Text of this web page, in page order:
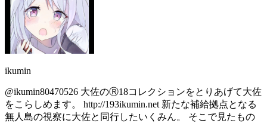
ikumin
@ikumin80470526 大佐のⓇ18コレクションをとりあげて大佐
をこらしめます。 http://193ikumin.net 新たな補給拠点となる
無人島の視察に大佐と同行したいくみん。 そこで見たもの